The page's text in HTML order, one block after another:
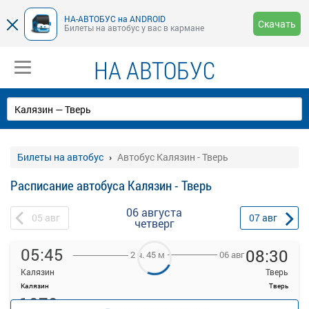
НА-АВТОБУС на ANDROID
Билеты на автобус у вас в кармане
Скачать
НА АВТОБУС
Билеты на автобус Автобус Калязин - Тверь
Расписание автобуса Калязин - Тверь
05 авг 06 августа
четверг 07авг
05:45
Калязин
Калязин
2 ч. 45 м 06 авг08:30
Тверь
Тверь
1070
Продажа билетов